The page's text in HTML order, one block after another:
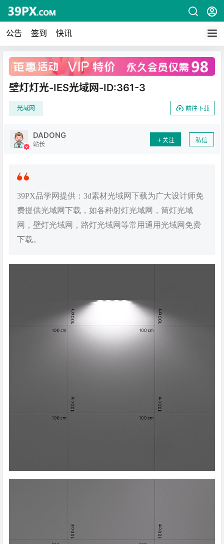
公告 签到 快讯
广告
壁灯灯光-IES光域网-ID:361-3
光域网 前往下载
DADONG
站长
关注 私信
39PX品学网提供：3d素材光域网下载为广大设计师免
费提供光域网下载，如各种射灯光域网，筒灯光域
网，壁灯光域网，路灯光域网等常用通用光域网免费
下载。